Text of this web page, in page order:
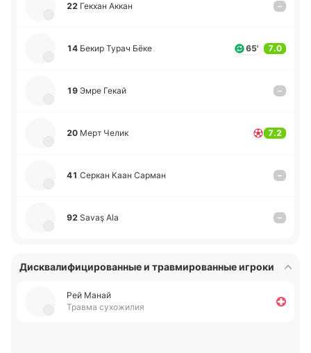
22 Гекхан Аккан –
14 Бекир Турач Бёке 65' 7.0
19 Эмре Гекай –
20 Мерт Челик 7.2
41 Серкан Каан Сарман –
92 Savaş Ala –
Дисквалифицированные и травмированные игроки
Рей Манай
Травма сухожилия